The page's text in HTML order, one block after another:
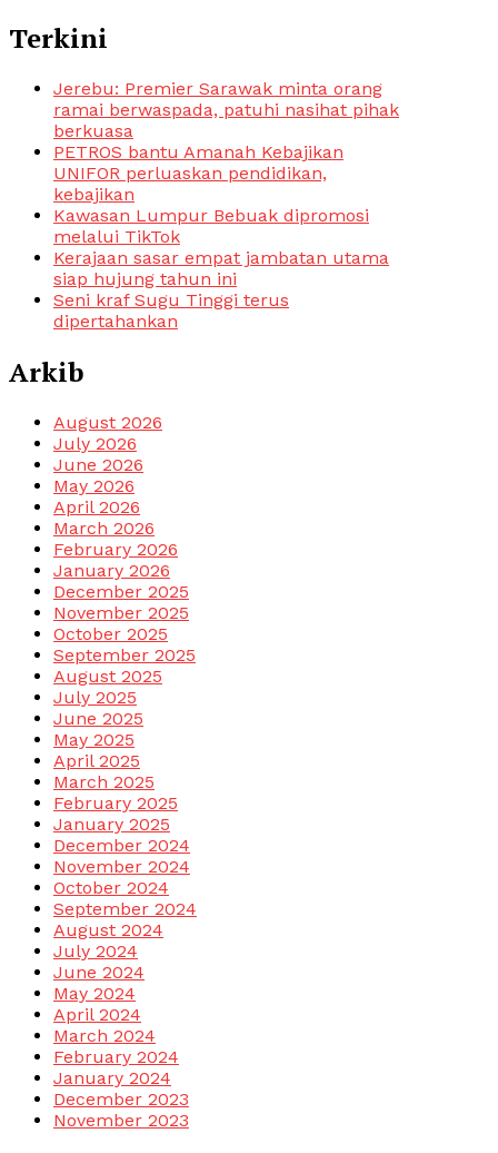
Terkini
Jerebu: Premier Sarawak minta orang
ramai berwaspada, patuhi nasihat pihak
berkuasa
PETROS bantu Amanah Kebajikan
UNIFOR perluaskan pendidikan,
kebajikan
Kawasan Lumpur Bebuak dipromosi
melalui TikTok
Kerajaan sasar empat jambatan utama
siap hujung tahun ini
Seni kraf Sugu Tinggi terus
dipertahankan
Arkib
August 2026
July 2026
June 2026
May 2026
April 2026
March 2026
February 2026
January 2026
December 2025
November 2025
October 2025
September 2025
August 2025
July 2025
June 2025
May 2025
April 2025
March 2025
February 2025
January 2025
December 2024
November 2024
October 2024
September 2024
August 2024
July 2024
June 2024
May 2024
April 2024
March 2024
February 2024
January 2024
December 2023
November 2023